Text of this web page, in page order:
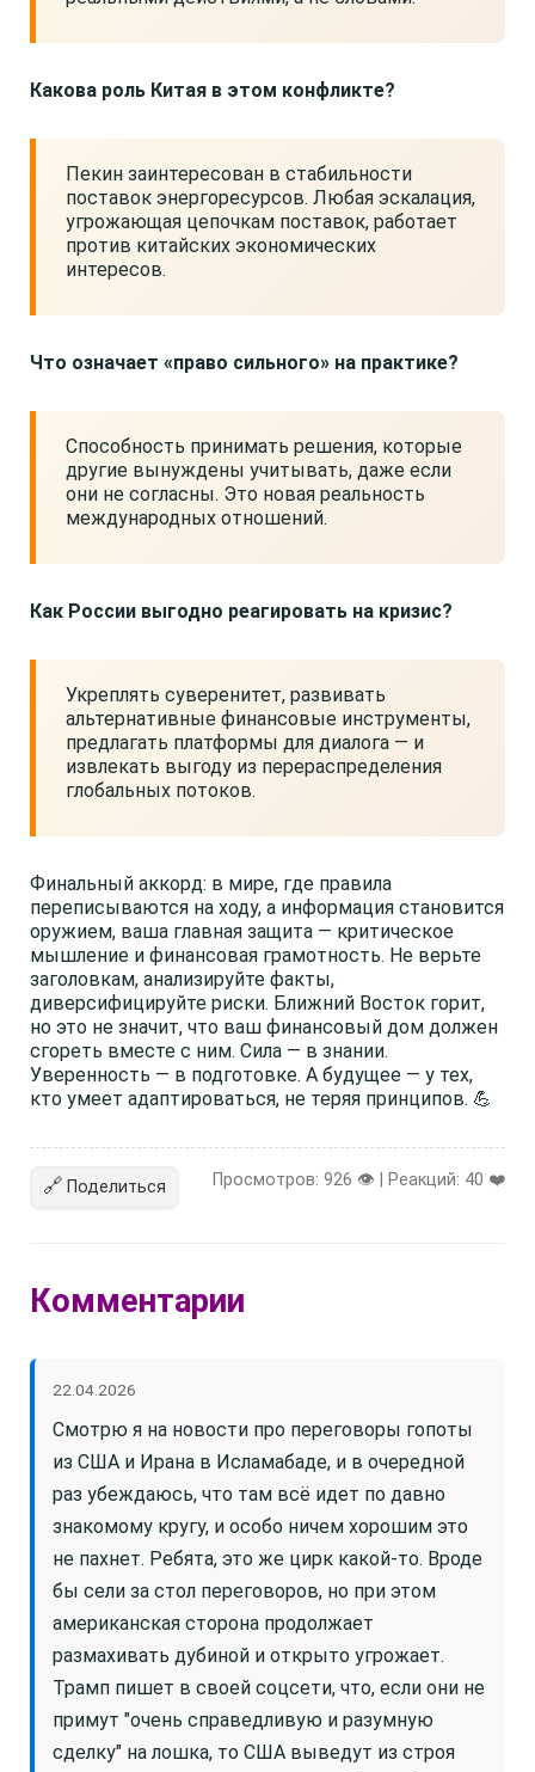
Какова роль Китая в этом конфликте?
Пекин заинтересован в стабильности
поставок энергоресурсов. Любая эскалация,
угрожающая цепочкам поставок, работает
против китайских экономических
интересов.
Что означает «право сильного» на практике?
Способность принимать решения, которые
другие вынуждены учитывать, даже если
они не согласны. Это новая реальность
международных отношений.
Как России выгодно реагировать на кризис?
Укреплять суверенитет, развивать
альтернативные финансовые инструменты,
предлагать платформы для диалога — и
извлекать выгоду из перераспределения
глобальных потоков.
Финальный аккорд: в мире, где правила
переписываются на ходу, а информация становится
оружием, ваша главная защита — критическое
мышление и финансовая грамотность. Не верьте
заголовкам, анализируйте факты,
диверсифицируйте риски. Ближний Восток горит,
но это не значит, что ваш финансовый дом должен
сгореть вместе с ним. Сила — в знании.
Уверенность — в подготовке. А будущее — у тех,
кто умеет адаптироваться, не теряя принципов. 💪
🔗 Поделиться Просмотров: 926 👁️ | Реакций: 40 ❤️
Комментарии
22.04.2026
Смотрю я на новости про переговоры гопоты
из США и Ирана в Исламабаде, и в очередной
раз убеждаюсь, что там всё идет по давно
знакомому кругу, и особо ничем хорошим это
не пахнет. Ребята, это же цирк какой-то. Вроде
бы сели за стол переговоров, но при этом
американская сторона продолжает
размахивать дубиной и открыто угрожает.
Трамп пишет в своей соцсети, что, если они не
примут "очень справедливую и разумную
сделку" на лошка, то США выведут из строя